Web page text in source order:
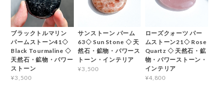
ブラックトルマリン
パームストーン41◇
Black Tourmaline ◇
天然石・鉱物・パワー
ストーン
¥3,500
サンストーン パーム
63◇ Sun Stone ◇ 天
然石・鉱物・パワース
トーン・インテリア
¥3,500
ローズクォーツ パー
ムストーン21◇ Rose
Quartz ◇ 天然石・鉱
物・パワーストーン・
インテリア
¥4,800